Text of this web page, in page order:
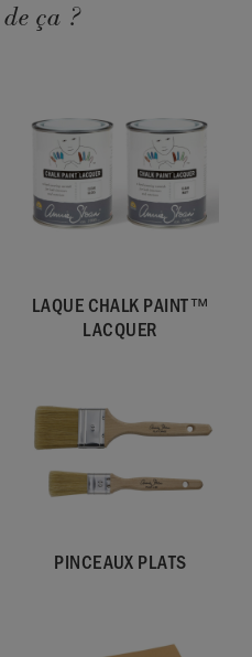
ça ?
LAQUE CHALK PAINT™
LACQUER
PINCEAUX PLATS